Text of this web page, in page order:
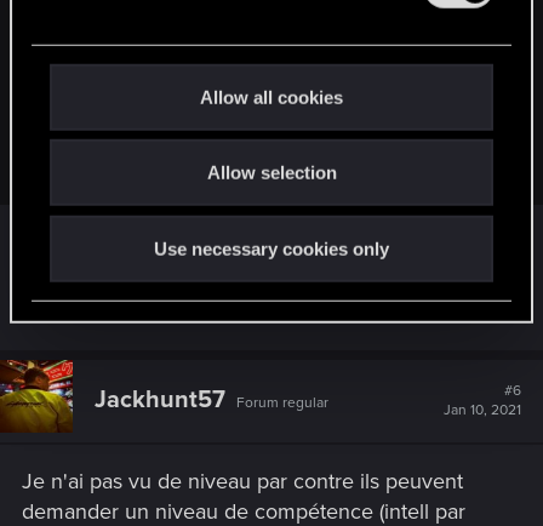
Allow all cookies
Allow selection
Use necessary cookies only
Il faut juste avoir suffisamment de réputation pour pouvoir
D'où la question : Pourquoi un niveau est il
indiqué?
Jackhunt57 Forum regular
#6
Jan 10, 2021
Je n'ai pas vu de niveau par contre ils peuvent
demander un niveau de compétence (intell par